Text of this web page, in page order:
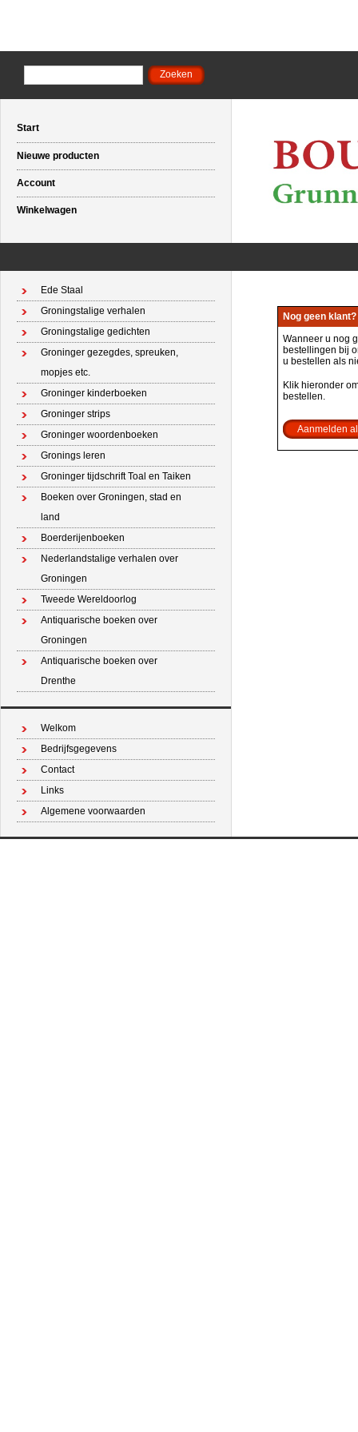
Start
Nieuwe producten
Account
Winkelwagen
Ede Staal
Groningstalige verhalen
Groningstalige gedichten
Groninger gezegdes, spreuken,
mopjes etc.
Groninger kinderboeken
Groninger strips
Groninger woordenboeken
Gronings leren
Groninger tijdschrift Toal en Taiken
Boeken over Groningen, stad en
land
Boerderijenboeken
Nederlandstalige verhalen over
Groningen
Tweede Wereldoorlog
Antiquarische boeken over
Groningen
Antiquarische boeken over
Drenthe
Welkom
Bedrijfsgegevens
Contact
Links
Algemene voorwaarden
Nog geen klant?
Wanneer u nog
bestellingen bij
u bestellen als
Klik hieronder
bestellen.
Aanmelden